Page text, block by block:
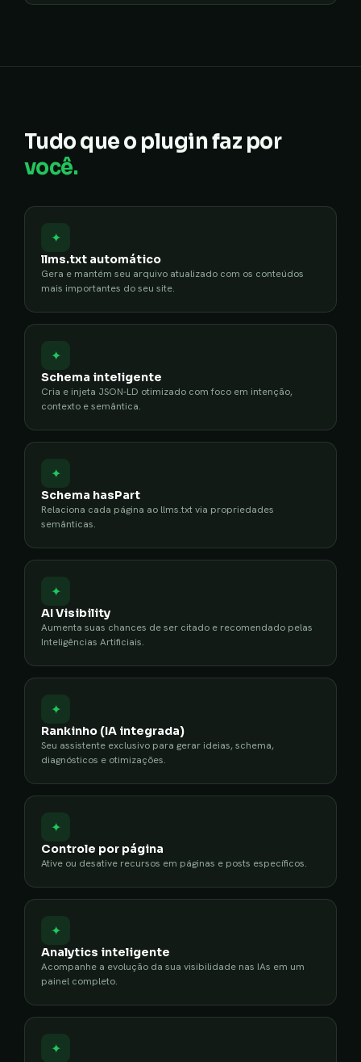
Tudo que o plugin faz por
você.
✦
llms.txt automático
Gera e mantém seu arquivo atualizado com os conteúdos
mais importantes do seu site.
✦
Schema inteligente
Cria e injeta JSON-LD otimizado com foco em intenção,
contexto e semântica.
✦
Schema hasPart
Relaciona cada página ao llms.txt via propriedades
semânticas.
✦
AI Visibility
Aumenta suas chances de ser citado e recomendado pelas
Inteligências Artificiais.
✦
Rankinho (IA integrada)
Seu assistente exclusivo para gerar ideias, schema,
diagnósticos e otimizações.
✦
Controle por página
Ative ou desative recursos em páginas e posts específicos.
✦
Analytics inteligente
Acompanhe a evolução da sua visibilidade nas IAs em um
painel completo.
✦